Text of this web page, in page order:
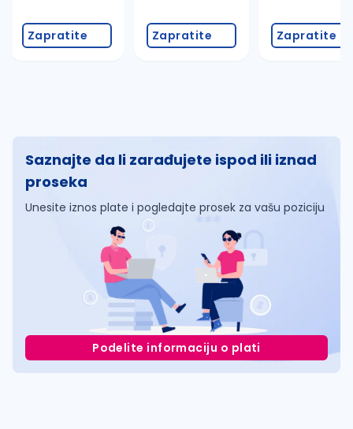
Zapratite Zapratite Zapratite
Saznajte da li zarađujete ispod ili iznad
proseka
Unesite iznos plate i pogledajte prosek za vašu poziciju
Podelite informaciju o plati